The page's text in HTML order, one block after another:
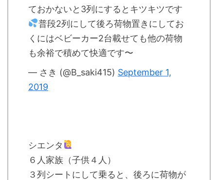
ておかないと3列にするとキツキツです
普段2列にして後ろ荷物置きにしてお
くにはベビーカー2台載せても他の荷物
も余裕で積めて快適です〜
— さき (@B_saki415) September 1,
2019
シエンタ
６人家族（子供４人）
３列シートにして乗ると、後ろに荷物が